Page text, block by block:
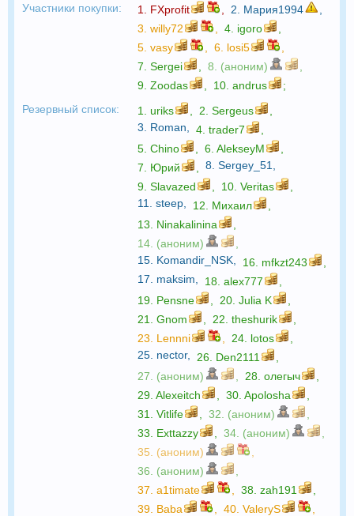
Участники покупки: 1. FXprofit 2. Мария1994
3. willy72 4. igoro
5. vasy 6. losi5
7. Sergei 8. (аноним)
9. Zoodas 10. andrus
;
Резервный список:
1. uriks 2. Sergeus
3. Roman 4. trader7
5. Chino 6. AlekseyM
7. Юрий 8. Sergey_51
9. Slavazed 10. Veritas
11. steep 12. Михаил
13. Ninakalinina
14. (аноним)
15. Komandir_NSK 16. mfkzt243
17. maksim 18. alex777
19. Pensne 20. Julia K
21. Gnom 22. theshurik
23. Lennni 24. lotos
25. nector, 26. Den2111
27. (аноним)
28. олегыч
29. Alexeitch 30. Apolosha
31. Vitlife 32. (аноним)
33. Exttazzy 34. (аноним)
35. (аноним)
36. (аноним)
37. a1timate 38. zah191
39. Baba 40. ValeryS